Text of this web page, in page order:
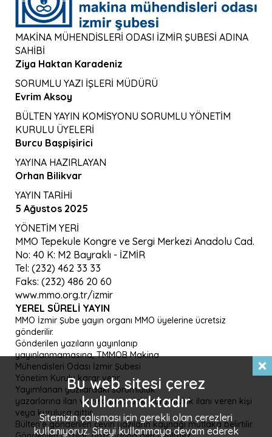
MAKİNA MÜHENDİSLERİ ODASI İZMİR ŞUBESİ ADINA
SAHİBİ
Ziya Haktan Karadeniz
SORUMLU YAZI İŞLERİ MÜDÜRÜ
Evrim Aksoy
BÜLTEN YAYIN KOMİSYONU SORUMLU YÖNETİM
KURULU ÜYELERİ
Burcu Başpişirici
YAYINA HAZIRLAYAN
Orhan Bilikvar
YAYIN TARİHİ
5 Ağustos 2025
YÖNETİM YERİ
MMO Tepekule Kongre ve Sergi Merkezi Anadolu Cad.
No: 40 K: M2 Bayraklı - İZMİR
Tel: (232) 462 33 33
Faks: (232) 486 20 60
www.mmo.org.tr/izmir
YEREL SÜRELI YAYIN
MMO İzmir Şube yayın organı MMO üyelerine ücretsiz
gönderilir.
Gönderilen yazıların yayınlanıp
yayınlanmamasına, TMMOB Makina
Mühendisleri Odası İzmir Şubesi
Yönetim Kurulu karar verir.
Yayımlanan yazılardaki sorumluluk
yazarlarına ilan ve reklamlardaki sorumluluk ilanı veren kişi
veya kuruluşa aittir.
Bülten’e gönderilen çeviri yazıların kaynağı mutlaka belirtilir.
Bu web sitesi çerez
kullanmaktadır
Sitemizin çalışması için gerekli olan çerezleri
kullanıyoruz. Siteyi kullanmaya devam ederek